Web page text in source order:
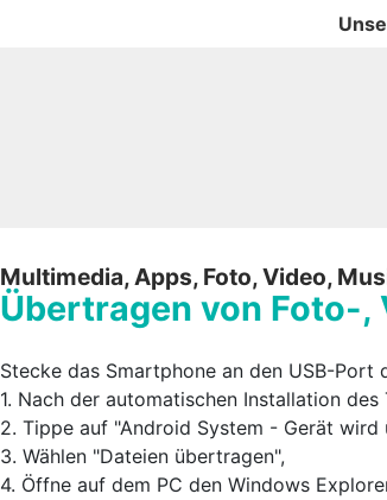
Multimedia, Apps, Foto, Video,
Übertragen von Foto-,
Stecke das Smartphone an den USB-Port
1. Nach der automatischen Installation
2. Tippe auf "Android System - Gerät
3. Wählen "Dateien übertragen",
4. Öffne auf dem PC den Windows